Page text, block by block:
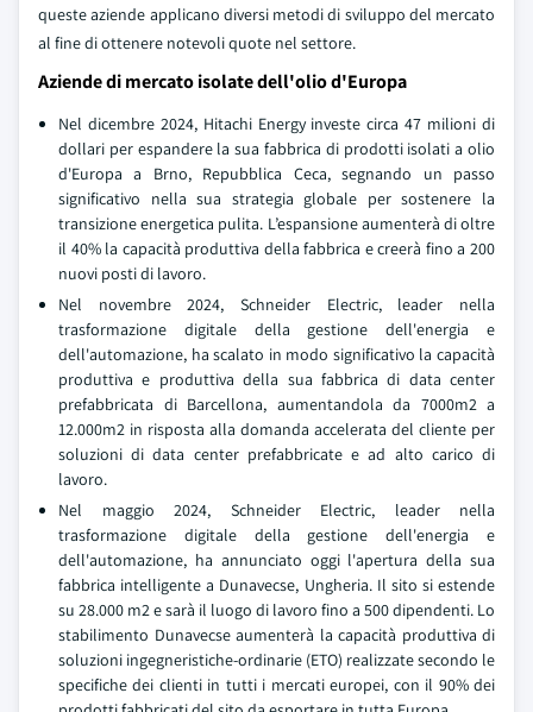
queste aziende applicano diversi metodi di sviluppo del mercato
al fine di ottenere notevoli quote nel settore.
Aziende di mercato isolate dell'olio d'Europa
Nel dicembre 2024, Hitachi Energy investe circa 47 milioni di
dollari per espandere la sua fabbrica di prodotti isolati a olio
d'Europa a Brno, Repubblica Ceca, segnando un passo
significativo nella sua strategia globale per sostenere la
transizione energetica pulita. L’espansione aumenterà di oltre
il 40% la capacità produttiva della fabbrica e creerà fino a 200
nuovi posti di lavoro.
Nel novembre 2024, Schneider Electric, leader nella
trasformazione digitale della gestione dell'energia e
dell'automazione, ha scalato in modo significativo la capacità
produttiva e produttiva della sua fabbrica di data center
prefabbricata di Barcellona, aumentandola da 7000m2 a
12.000m2 in risposta alla domanda accelerata del cliente per
soluzioni di data center prefabbricate e ad alto carico di
lavoro.
Nel maggio 2024, Schneider Electric, leader nella
trasformazione digitale della gestione dell'energia e
dell'automazione, ha annunciato oggi l'apertura della sua
fabbrica intelligente a Dunavecse, Ungheria. Il sito si estende
su 28.000 m2 e sarà il luogo di lavoro fino a 500 dipendenti. Lo
stabilimento Dunavecse aumenterà la capacità produttiva di
soluzioni ingegneristiche-ordinarie (ETO) realizzate secondo le
specifiche dei clienti in tutti i mercati europei, con il 90% dei